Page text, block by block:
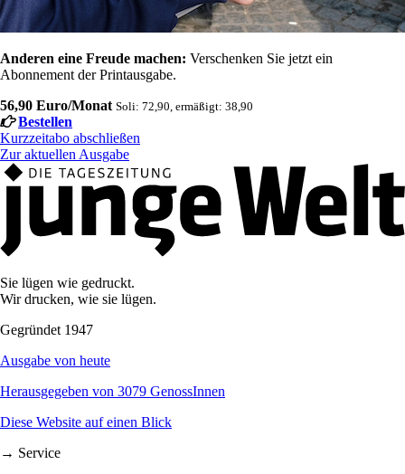
Anderen eine Freude machen: Verschenken Sie jetzt ein
Abonnement der Printausgabe.
56,90 Euro/Monat Soli: 72,90, ermäßigt: 38,90
Bestellen
Kurzzeitabo abschließen
Zur aktuellen Ausgabe
Sie lügen wie gedruckt.
Wir drucken, wie sie lügen.
Gegründet 1947
Ausgabe von heute
Herausgegeben von 3079 GenossInnen
Diese Website auf einen Blick
→ Service